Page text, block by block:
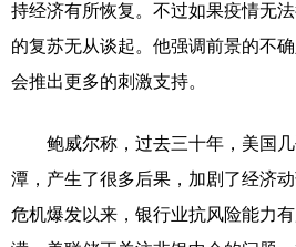
持经济有所恢复。不过如果疫情无
的复苏无从谈起。他强调前景的不
会推出更多的刺激支持。
鲍威尔称，过去三十年，美国几
潭，产生了很多后果，加剧了经济
危机爆发以来，银行业抗风险能力